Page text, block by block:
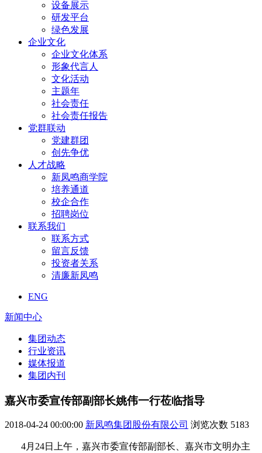
设备展示
研发平台
绿色发展
企业文化
企业文化体系
形象代言人
文化活动
主题年
社会责任
社会责任报告
党群联动
党建群团
创先争优
人才战略
新凤鸣商学院
培养通道
校企合作
招聘岗位
联系我们
联系方式
留言反馈
投资者关系
清廉新凤鸣
ENG
新闻中心
集团动态
行业资讯
媒体报道
集团内刊
嘉兴市委宣传部副部长姚伟一行莅临指导
2018-04-24 00:00:00 新凤鸣集团股份有限公司 浏览次数 5183
4月24日上午，嘉兴市委宣传部副部长、嘉兴市文明办主